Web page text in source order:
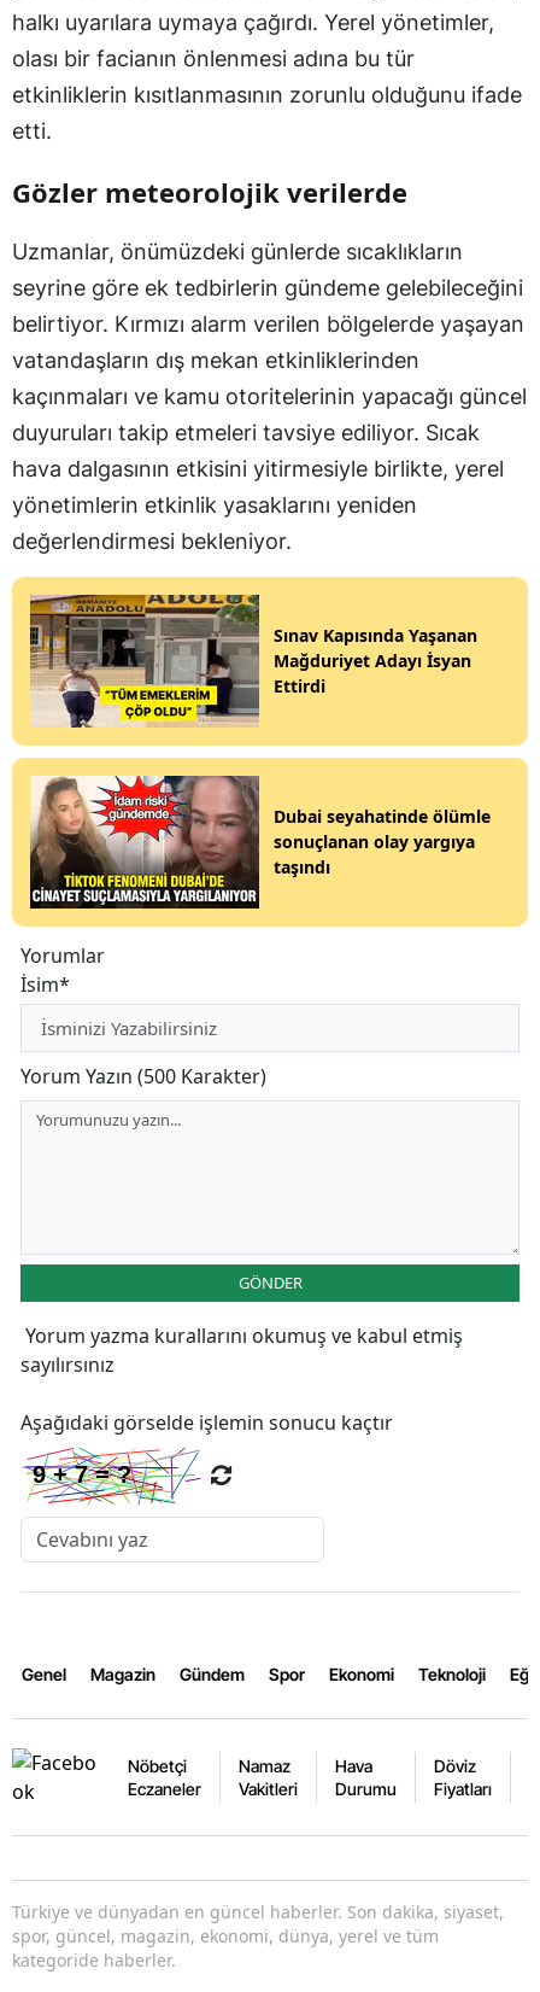
halkı uyarılara uymaya çağırdı. Yerel yönetimler,
olası bir facianın önlenmesi adına bu tür
etkinliklerin kısıtlanmasının zorunlu olduğunu ifade
etti.
Gözler meteorolojik verilerde
Uzmanlar, önümüzdeki günlerde sıcaklıkların
seyrine göre ek tedbirlerin gündeme gelebileceğini
belirtiyor. Kırmızı alarm verilen bölgelerde yaşayan
vatandaşların dış mekan etkinliklerinden
kaçınmaları ve kamu otoritelerinin yapacağı güncel
duyuruları takip etmeleri tavsiye ediliyor. Sıcak
hava dalgasının etkisini yitirmesiyle birlikte, yerel
yönetimlerin etkinlik yasaklarını yeniden
değerlendirmesi bekleniyor.
Sınav Kapısında Yaşanan
Mağduriyet Adayı İsyan
Ettirdi
Dubai seyahatinde ölümle
sonuçlanan olay yargıya
taşındı
Yorumlar
İsim*
Yorum Yazın (500 Karakter)
GÖNDER
Yorum yazma kurallarını okumuş ve kabul etmiş
sayılırsınız
Aşağıdaki görselde işlemin sonucu kaçtır
Genel Magazin Gündem Spor Ekonomi Teknoloji
Nöbetçi
Eczaneler
Namaz
Vakitleri
Hava
Durumu
Döviz
Fiyatları
Türkiye ve dünyadan en güncel haberler. Son dakika, siyaset,
spor, güncel, magazin, ekonomi, dünya, yerel ve tüm
kategoride haberler.